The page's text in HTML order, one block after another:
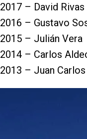
2017 – David
2016 – Gustavo
2015 – Julián
2014 – Carlos
2013 – Juan